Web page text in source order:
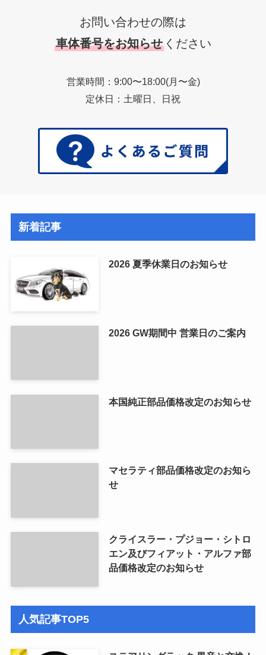
お問い合わせの際は
車体番号をお知らせ ください
営業時間：9:00〜18:00(月〜金)
定休日：土曜日、日祝
新着記事
2026 夏季休業日のお知らせ
2026 GW期間中 営業日のご案内
本国純正部品価格改定のお知らせ
マセラティ部品価格改定のお知ら
せ
クライスラー・プジョー・シトロ
エン及びフィアット・アルファ部
品価格改定のお知らせ
人気記事TOP5